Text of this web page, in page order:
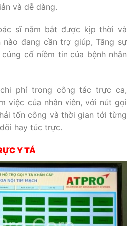
và dễ dàng.
sĩ nắm bắt được kịp thời và
nào đang cần trợ giúp, Tăng sự
cố niềm tin của bệnh nhân
phí trong công tác trực ca,
việc của nhân viên, với nút gọi
tốn công và thời gian tới từng
hay túc trực.
Y TÁ